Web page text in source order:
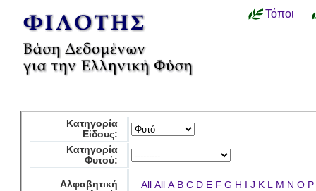
Τόποι
Κατηγορία
Είδους:
Κατηγορία
Φυτού:
Αλφαβητική
All All A B C D E F G H I J K L M N O P